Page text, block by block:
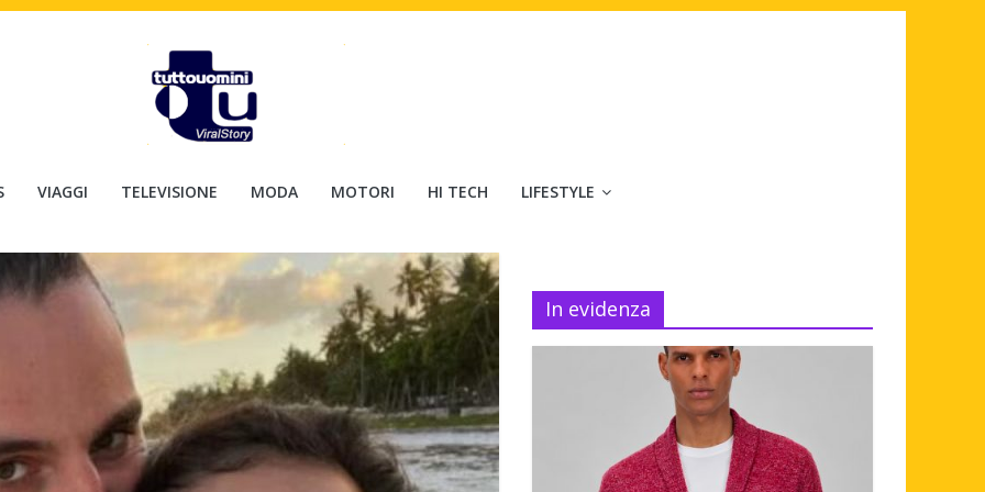
VIAGGI TELEVISIONE MODA MOTORI HI TECH LIFESTYLE
In evidenza